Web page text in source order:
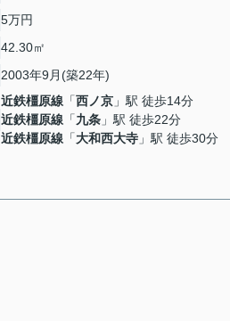
5万円
42.30㎡
2003年9月(築22年)
近鉄橿原線 「西ノ京 」駅 徒歩14分
近鉄橿原線 「九条 」駅 徒歩22分
近鉄橿原線 「大和西大寺 」駅 徒歩30分